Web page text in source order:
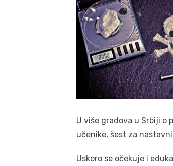
U više gradova u Srbiji o
učenike, šest za
Uskoro se očekuje i